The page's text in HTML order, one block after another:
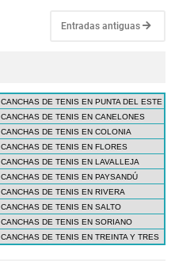
Entradas antiguas
CANCHAS DE TENIS EN PUNTA DEL ESTE
CANCHAS DE TENIS EN CANELONES
CANCHAS DE TENIS EN COLONIA
CANCHAS DE TENIS EN FLORES
CANCHAS DE TENIS EN LAVALLEJA
CANCHAS DE TENIS EN PAYSANDÚ
CANCHAS DE TENIS EN RIVERA
CANCHAS DE TENIS EN SALTO
CANCHAS DE TENIS EN SORIANO
CANCHAS DE TENIS EN TREINTA Y TRES